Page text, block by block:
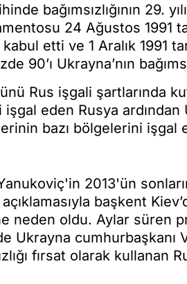
bağımsızlığının 29.
24 Ağustos 1991
kabul etti ve 1 Aralık 1991
90’ı Ukrayna’nın
Rus işgali şartlarında
eden Rusya ardından
bazı bölgelerini işgal
2013'ün
başkent
neden oldu. Aylar süren
Ukrayna cumhurbaşkanı
fırsat olarak kullanan